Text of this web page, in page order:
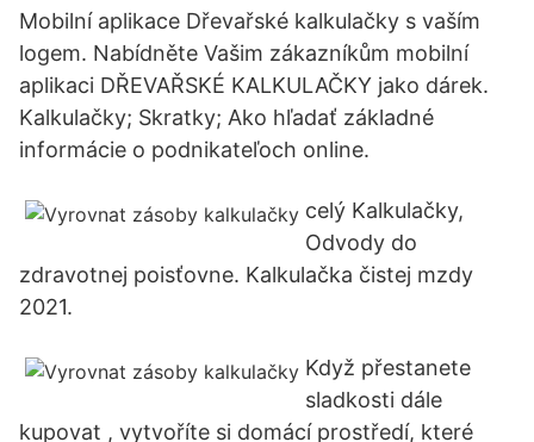
Mobilní aplikace Dřevařské kalkulačky s vaším
logem. Nabídněte Vašim zákazníkům mobilní
aplikaci DŘEVAŘSKÉ KALKULAČKY jako dárek.
Kalkulačky; Skratky; Ako hľadať základné
informácie o podnikateľoch online.
celý Kalkulačky,
Odvody do
zdravotnej poisťovne. Kalkulačka čistej mzdy
2021.
Když přestanete
sladkosti dále
kupovat , vytvoříte si domácí prostředí, které